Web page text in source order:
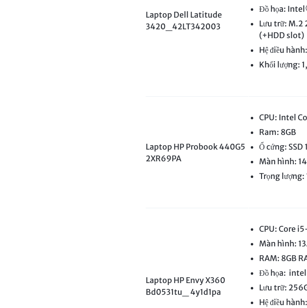
Laptop Dell Latitude
3420_42LT342003
Đồ họa:
Lưu trữ: M.2
(+HDD slot)
Hệ điều
Khối lượng:
Laptop HP Probook 440G5
2XR69PA
CPU: Intel
Ram: 8GB
Ổ cứng: SSD
Màn hình:
Trọng lượng:
Laptop HP Envy X360
Bd0531tu_ 4y1d1pa
CPU: Core
Màn hình:
RAM: 8GB
Đồ họa:
Lưu trữ:
Hệ điều